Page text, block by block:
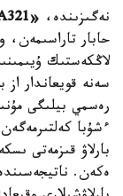
نەگىزىندە، «Airbus A321»
حابار تاراسىمەن،
لاڭكەستىك
سەنە قويعاندار
رەسمي بيلىگى
ءشۇبا
بارلاۋ قىزمەتى
ەكەن.